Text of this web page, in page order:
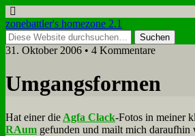
zonebattler's homezone 2.1
31. Oktober 2006 • 4 Kommentare
Um­gangs­for­men
Hat ei­ner die Ag­fa Clack-Fo­tos in mei­ner
RAum ge­fun­den und mailt mich dar­auf­hin